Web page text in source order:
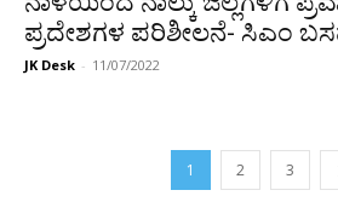
ಪ್ರದೇಶಗಳ ಪರಿಶೀಲನೆ- ಸಿಎಂ
JK Desk - 11/07/2022
1 2 3